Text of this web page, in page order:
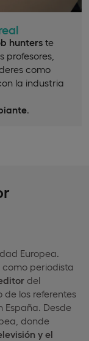
hunters te
como
la industria
.
Europea.
como periodista
del
de los referentes
España. Desde
donde
y el